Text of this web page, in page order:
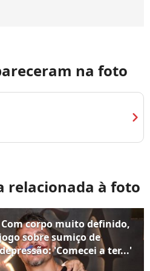
na foto
chevron_right
relacionada à foto
corpo muito definido,
sobre sumiço de
'Comecei a ter...'